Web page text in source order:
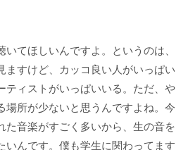
いてほしいんですよ。というのは、
ますけど、カッコ良い人がいっぱい
ティストがいっぱいいる。ただ、や
場所が少ないと思うんですよね。今
た音楽がすごく多いから、生の音を
いんです。僕も学生に関わってます